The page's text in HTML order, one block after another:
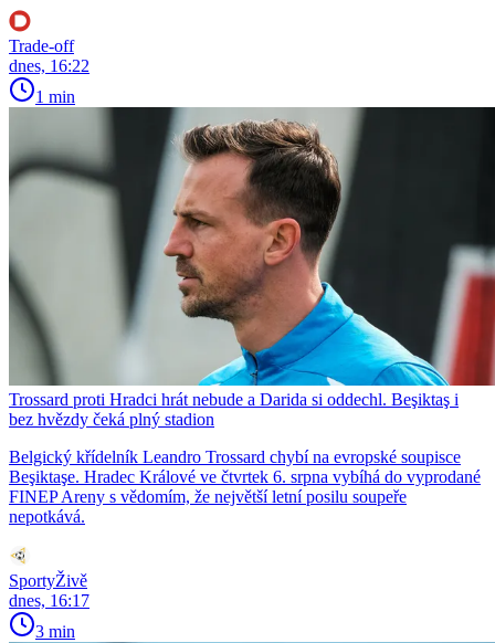
Trade-off
dnes, 16:22
1 min
Trossard proti Hradci hrát nebude a Darida si oddechl. Beşiktaş i
bez hvězdy čeká plný stadion
Belgický křídelník Leandro Trossard chybí na evropské soupisce
Beşiktaşe. Hradec Králové ve čtvrtek 6. srpna vybíhá do vyprodané
FINEP Areny s vědomím, že největší letní posilu soupeře
nepotkává.
SportyŽivě
dnes, 16:17
3 min